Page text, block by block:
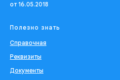
от 16.05.2018
Полезно знать
Справочная
Реквизиты
Документы